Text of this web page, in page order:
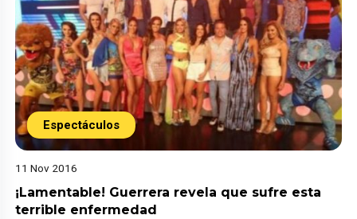
Espectáculos
11 Nov 2016
¡Lamentable! Guerrera revela que sufre esta
terrible enfermedad